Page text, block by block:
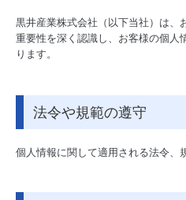
道路交通安全方針
個人情報保護方針
黒井産業株式会社（以下当社）は、
重要性を深く認識し、お客様の個人
ります。
法令や規範の遵守
個人情報に関して適用される法令、